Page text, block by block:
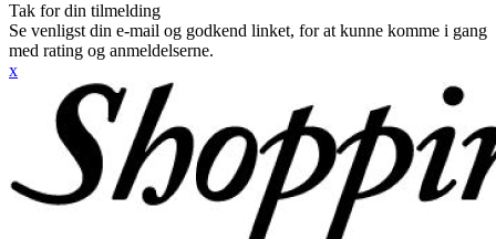
Tak for din tilmelding
Se venligst din e-mail og godkend linket, for at kunne komme i gang
med rating og anmeldelserne.
x